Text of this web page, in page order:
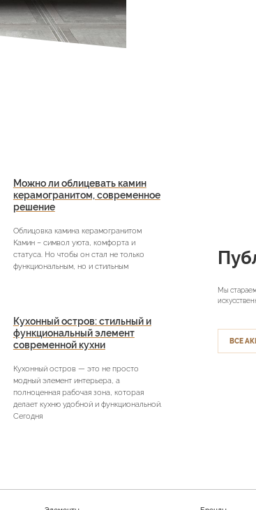
Мы
ВСЕ
Можно ли облицевать камин
керамогранитом, современное
решение
Облицовка камина керамогранитом
Камин – символ уюта, комфорта и
статуса. Но чтобы он стал не только
функциональным, но и стильным
Кухонный остров: стильный и
функциональный элемент
современной кухни
Кухонный остров — это не просто
модный элемент интерьера, а
полноценная рабочая зона, которая
делает кухню удобной и функциональной.
Сегодня